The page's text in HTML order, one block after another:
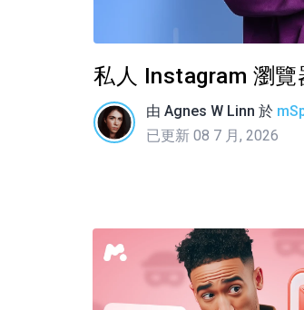
私人 Instagram 瀏覽
由 Agnes W Linn 於
已更新 08 7 月, 2026